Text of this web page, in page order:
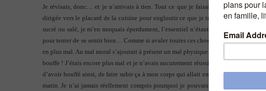
Je révisais, donc… et je n’arrivais à rien. Tout ce que je faisais ressortait faux.
dirigée vers le placard de la cuisine pour engloutir ce que je trouvais. J’ai fait
sucré ou salé, je m’en moquais éperdument, l’essentiel n’étant pas dans le goût
pour tenter de se sentir bien… Comme si avaler toutes ces choses allaient me
en plus mal. Au mal moral s’ajoutait à présent un mal physique. Le ventre au bord
bouffe ! J’étais encore plus mal et je n’avais aucunement réussi à me sentir
d’avoir bouffé ainsi, de faire subir ça à mon corps qui allait ensuite me le faire
matin.Je n’ai jamais réellement compris pourquoi je pouvais être prise de crises